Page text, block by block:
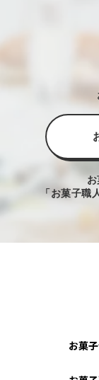
「お菓子職
お菓